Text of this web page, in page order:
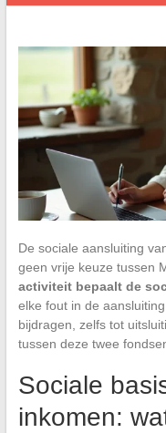
De sociale aansluiting
geen vrije keuze tussen
activiteit bepaalt de
elke fout in de
bijdragen, zelfs tot
tussen deze twee
Sociale
inkomen: